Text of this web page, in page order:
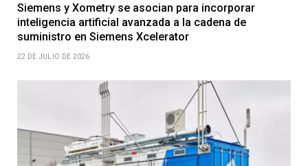
Siemens y Xometry se asocian para incorporar
inteligencia artificial avanzada a la cadena de
suministro en Siemens Xcelerator
22 DE JULIO DE 2026